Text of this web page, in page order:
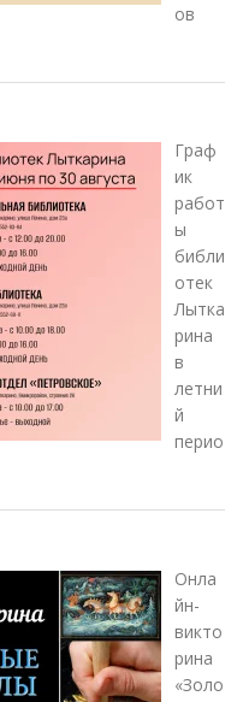
ов
Граф
ик
работ
ы
библи
отек
Лытка
рина
в
летни
й
перио
Онла
йн-
викто
рина
«Золо